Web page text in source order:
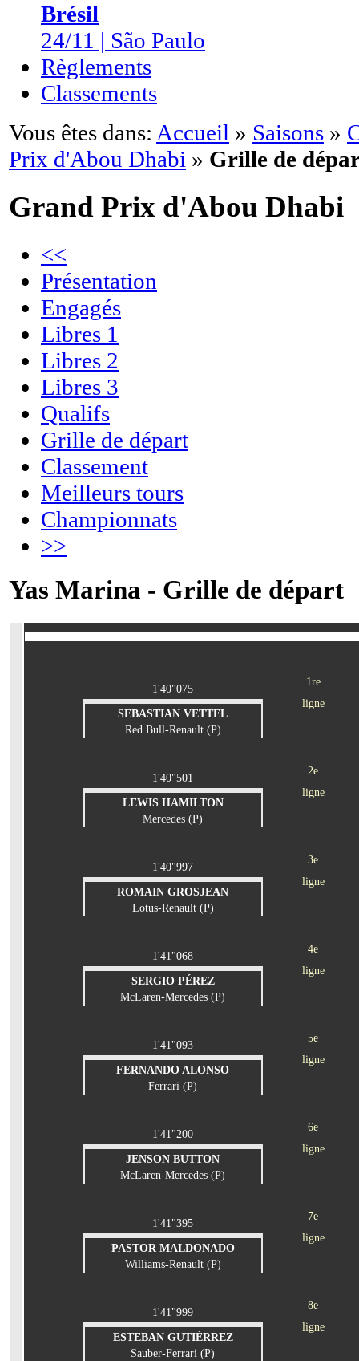
Brésil
24/11 | São Paulo
Règlements
Classements
Vous êtes dans: Accueil » Saisons »
Prix d'Abou Dhabi » Grille de
Grand Prix d'Abou Dhabi
<<
Présentation
Engagés
Libres 1
Libres 2
Libres 3
Qualifs
Grille de départ
Classement
Meilleurs tours
Championnats
>>
Yas Marina - Grille de départ
1re
ligne
1'40"075
SEBASTIAN VETTEL
Red Bull-Renault (P)
2e
ligne
1'40"501
LEWIS HAMILTON
Mercedes (P)
3e
ligne
1'40"997
ROMAIN GROSJEAN
Lotus-Renault (P)
4e
ligne
1'41"068
SERGIO PÉREZ
McLaren-Mercedes (P)
5e
ligne
1'41"093
FERNANDO ALONSO
Ferrari (P)
6e
ligne
1'41"200
JENSON BUTTON
McLaren-Mercedes (P)
7e
ligne
1'41"395
PASTOR MALDONADO
Williams-Renault (P)
8e
ligne
1'41"999
ESTEBAN GUTIÉRREZ
Sauber-Ferrari (P)